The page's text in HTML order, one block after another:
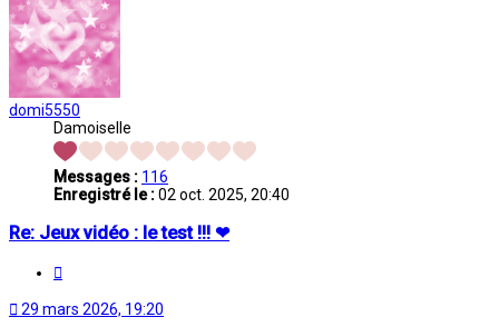
domi5550
Damoiselle
Messages : 116
Enregistré le :02 oct. 2025, 20:40
Re: Jeux vidéo : le test !!! ❤
29 mars 2026, 19:20